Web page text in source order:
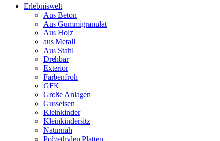
stange,
Kletterrampe
Erlebniswelt
Aus Beton
Aus Gummigranulat
Aus Holz
aus Metall
Aus Stahl
Drehbar
Exterior
Farbenfroh
GFK
Große Anlagen
Gusseisen
Kleinkinder
Kleinkindersitz
Naturnah
Polyethylen Platten